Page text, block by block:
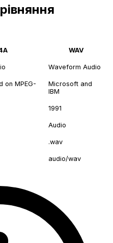
WAV
Waveform Audio
on MPEG-
Microsoft and
IBM
1991
Audio
.wav
audio/wav